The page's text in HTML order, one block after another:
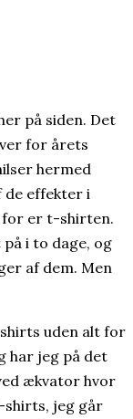
på siden. Det
for årets
hermed
de effekter i
for er t-shirten.
i to dage, og
af dem. Men
uden alt for
har jeg på det
ækvator hvor
shirts, jeg går